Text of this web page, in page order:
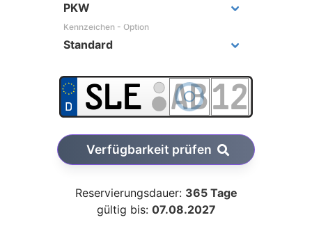
Kennzeichen - Option
Verfügbarkeit prüfen
Reservierungsdauer: 365 Tage
gültig bis: 07.08.2027